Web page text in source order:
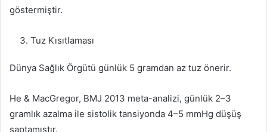
göstermiştir.
Tuz Kısıtlaması
Dünya Sağlık Örgütü günlük 5 gramdan az tuz önerir.
He & MacGregor, BMJ 2013 meta-analizi, günlük 2–3
gramlık azalma ile sistolik tansiyonda 4–5 mmHg düşüş
saptamıştır.